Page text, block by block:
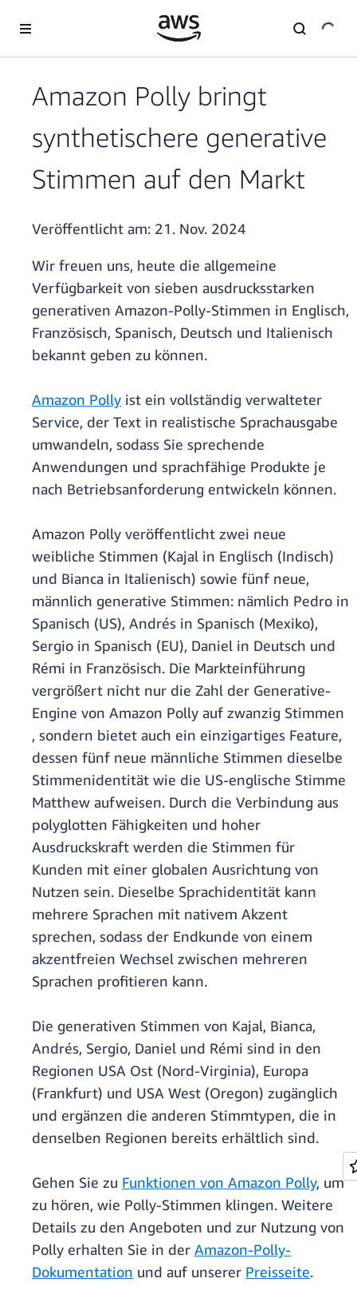
Überspringen zum Hauptinhalt
Amazon Polly bringt
synthetischere generative
Stimmen auf den Markt
Veröffentlicht am: 21. Nov. 2024
Wir freuen uns, heute die allgemeine
Verfügbarkeit von sieben ausdrucksstarken
generativen Amazon-Polly-Stimmen in Englisch,
Französisch, Spanisch, Deutsch und Italienisch
bekannt geben zu können.
Amazon Polly ist ein vollständig verwalteter
Service, der Text in realistische Sprachausgabe
umwandeln, sodass Sie sprechende
Anwendungen und sprachfähige Produkte je
nach Betriebsanforderung entwickeln können.
Amazon Polly veröffentlicht zwei neue
weibliche Stimmen (Kajal in Englisch (Indisch)
und Bianca in Italienisch) sowie fünf neue,
männlich generative Stimmen: nämlich Pedro in
Spanisch (US), Andrés in Spanisch (Mexiko),
Sergio in Spanisch (EU), Daniel in Deutsch und
Rémi in Französisch. Die Markteinführung
vergrößert nicht nur die Zahl der Generative-
Engine von Amazon Polly auf zwanzig Stimmen
, sondern bietet auch ein einzigartiges Feature,
dessen fünf neue männliche Stimmen dieselbe
Stimmenidentität wie die US-englische Stimme
Matthew aufweisen. Durch die Verbindung aus
polyglotten Fähigkeiten und hoher
Ausdruckskraft werden die Stimmen für
Kunden mit einer globalen Ausrichtung von
Nutzen sein. Dieselbe Sprachidentität kann
mehrere Sprachen mit nativem Akzent
sprechen, sodass der Endkunde von einem
akzentfreien Wechsel zwischen mehreren
Sprachen profitieren kann.
Die generativen Stimmen von Kajal, Bianca,
Andrés, Sergio, Daniel und Rémi sind in den
Regionen USA Ost (Nord-Virginia), Europa
(Frankfurt) und USA West (Oregon) zugänglich
und ergänzen die anderen Stimmtypen, die in
denselben Regionen bereits erhältlich sind.
Gehen Sie zu Funktionen von Amazon Polly, um
zu hören, wie Polly-Stimmen klingen. Weitere
Details zu den Angeboten und zur Nutzung von
Polly erhalten Sie in der Amazon-Polly-
Dokumentation und auf unserer Preisseite.